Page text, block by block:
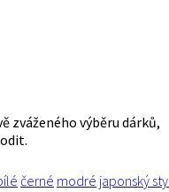
zváženého výběru dárků,
černé modré japonský